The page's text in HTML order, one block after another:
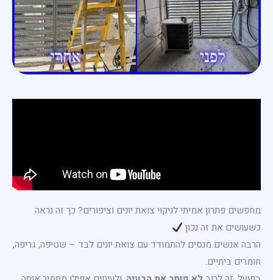
מחפשים פתרון אמיתי לניקוי צואת יונים וציפורים? כך זה נראה
כשעושים את זה נכון
הרבה אנשים מנסים להתמודד עם צואת יונים לבד – שטיפה, גריפה,
חומרים ביתיים.